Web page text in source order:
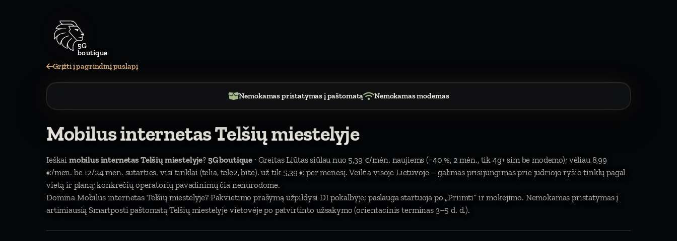
5G
boutique
Grįžti į pagrindinį puslapį
Nemokamas pristatymas į paštomatą Nemokamas modemas
Mobilus internetas Telšių miestelyje
Ieškai mobilus internetas Telšių miestelyje? 5G boutique · Greitas Liūtas siūlau nuo 5,39 €/mėn. naujiems (−40 %, 2 mėn., tik 4g+ sim be modemo); vėliau 8,99
€/mėn. be 12/24 mėn. sutarties. visi tinklai (telia, tele2, bitė). už tik 5,39 € per mėnesį. Veikia visoje Lietuvoje – galimas prisijungimas prie judriojo ryšio tinklų pagal
vietą ir planą; konkrečių operatorių pavadinimų čia nenurodome.
Domina Mobilus internetas Telšių miestelyje? Pakvietimo prašymą užpildysi DI pokalbyje; paslauga startuoja po „Priimti“ ir mokėjimo. Nemokamas pristatymas į
artimiausią Smartposti paštomatą Telšių miestelyje vietovėje po patvirtinto užsakymo (orientacinis terminas 3–5 d. d.).